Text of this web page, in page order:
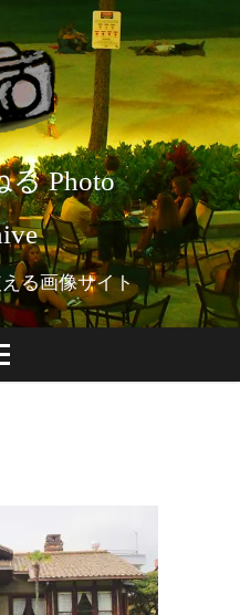
る Photo
る画像サイト